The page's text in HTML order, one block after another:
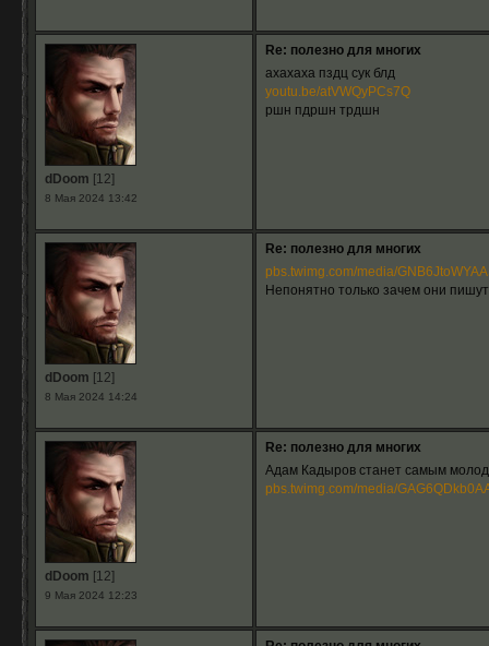
dDoom [12]
8 Мая 2024 13:42
Re: полезно для многих
ахахаха пздц сук блд
youtu.be/atVWQyPCs7Q
ршн пдршн трдшн
dDoom [12]
8 Мая 2024 14:24
Re: полезно для многих
pbs.twimg.com/media/
Непонятно только зачем они
dDoom [12]
9 Мая 2024 12:23
Re: полезно для многих
Адам Кадыров станет самым
pbs.twimg.com/media/